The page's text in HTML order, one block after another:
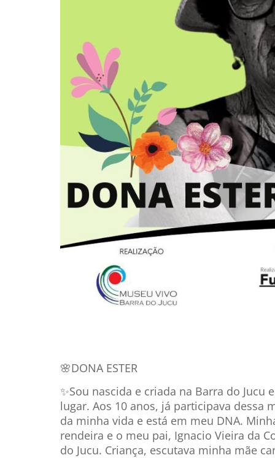
🌸DONA ESTER
✨Sou nascida e criada na Barra do
lugar. Aos 10 anos, já participava dessa
da minha vida e está em meu DNA.
rendeira e o meu pai, Ignacio Vieira da
do Jucu. Criança, escutava minha mãe